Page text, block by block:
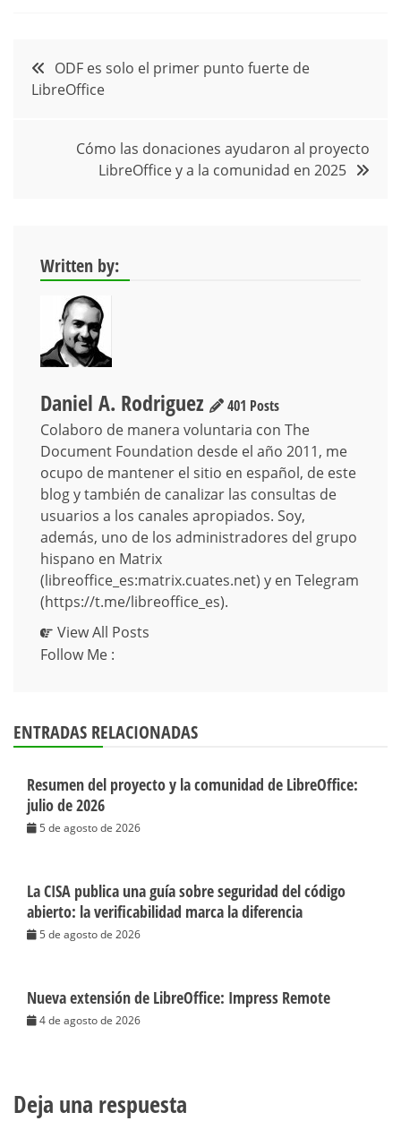
Navegación
de
entradas
ODF es solo el primer punto fuerte de
LibreOffice
Cómo las donaciones ayudaron al proyecto
LibreOffice y a la comunidad en 2025
Written by:
Daniel A. Rodriguez
401 Posts
Colaboro de manera voluntaria con The
Document Foundation desde el año 2011, me
ocupo de mantener el sitio en español, de este
blog y también de canalizar las consultas de
usuarios a los canales apropiados. Soy,
además, uno de los administradores del grupo
hispano en Matrix
(libreoffice_es:matrix.cuates.net) y en Telegram
(https://t.me/libreoffice_es).
View All Posts
Follow Me :
ENTRADAS RELACIONADAS
Resumen del proyecto y la comunidad de LibreOffice:
julio de 2026
5 de agosto de 2026
La CISA publica una guía sobre seguridad del código
abierto: la verificabilidad marca la diferencia
5 de agosto de 2026
Nueva extensión de LibreOffice: Impress Remote
4 de agosto de 2026
Deja una respuesta